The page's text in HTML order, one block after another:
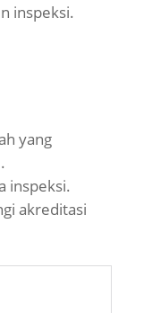
inspeksi.
yang
inspeksi.
akreditasi